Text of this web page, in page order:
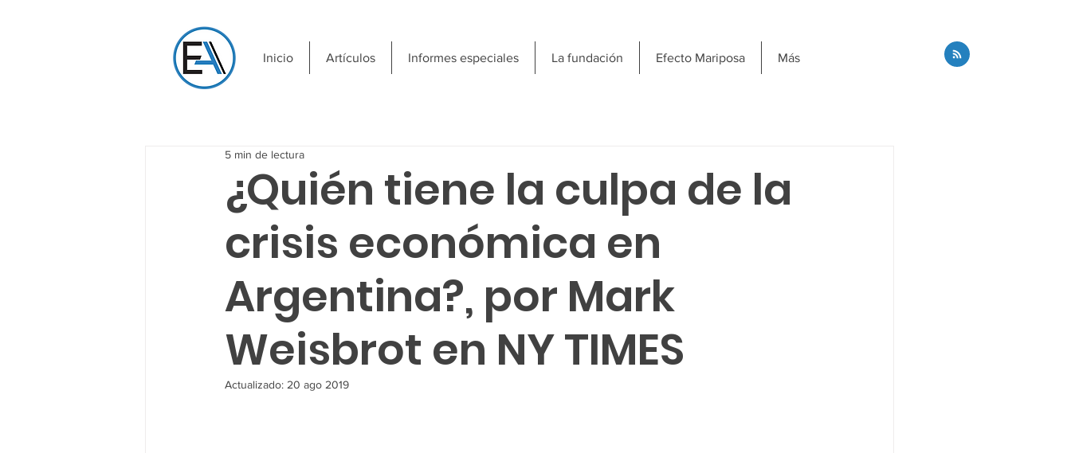
Inicio Artículos Informes especiales La fundación Efecto Mariposa Más
¿Quién tiene la culpa de la
crisis económica en
Argentina?, por Mark
Weisbrot en NY TIMES
5 min de lectura
Actualizado: 20 ago 2019